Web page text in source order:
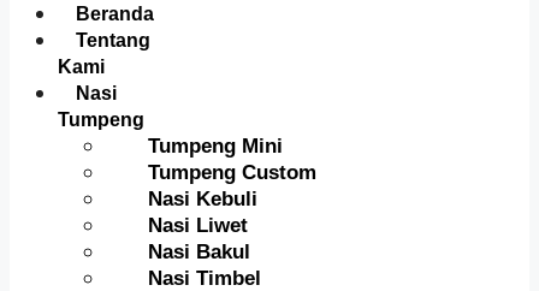
Menu
Beranda
Tentang
Kami
Nasi
Tumpeng
Tumpeng Mini
Tumpeng Custom
Nasi Kebuli
Nasi Liwet
Nasi Bakul
Nasi Timbel